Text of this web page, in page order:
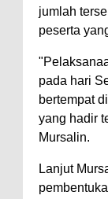
jumlah
peserta
pada hari
bertempat
yang hadir
Mursalin.
Lanjut